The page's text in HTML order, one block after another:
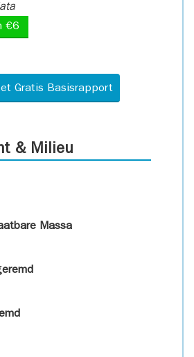
€6
Gratis Basisrapport
& Milieu
Massa